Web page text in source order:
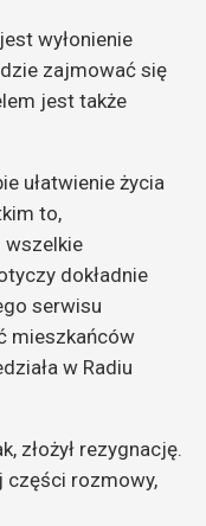
wyłonienie
zajmować się
jest także
ułatwienie życia
to,
wszelkie
dokładnie
serwisu
mieszkańców
w Radiu
złożył rezygnację.
części rozmowy,